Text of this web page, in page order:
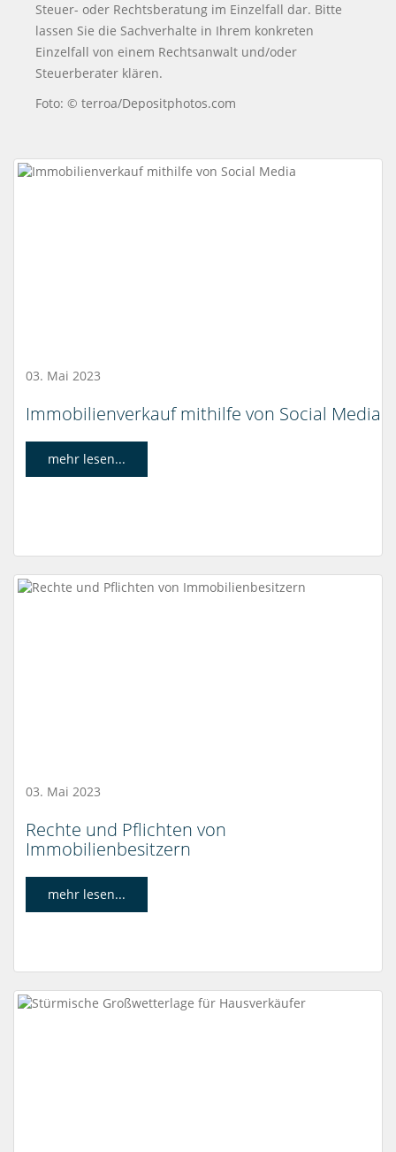
Steuer- oder Rechtsberatung im Einzelfall dar. Bitte
lassen Sie die Sachverhalte in Ihrem konkreten
Einzelfall von einem Rechtsanwalt und/oder
Steuerberater klären.
Foto: © terroa/Depositphotos.com
03. Mai 2023
Immobilienverkauf mithilfe von Social Media
mehr lesen...
03. Mai 2023
Rechte und Pflichten von
Immobilienbesitzern
mehr lesen...